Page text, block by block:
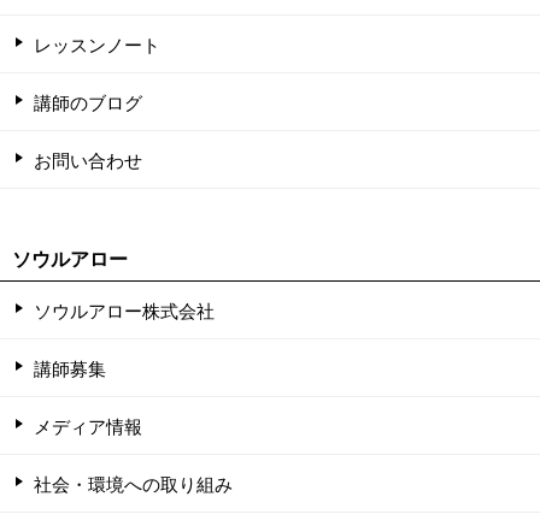
レッスンノート
講師のブログ
お問い合わせ
ソウルアロー
ソウルアロー株式会社
講師募集
メディア情報
社会・環境への取り組み